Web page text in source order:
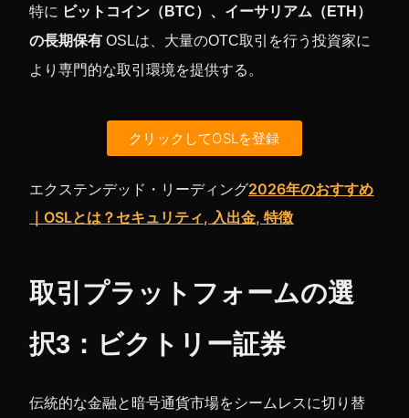
特に ビットコイン（BTC）、イーサリアム（ETH）
の長期保有 OSLは、大量のOTC取引を行う投資家に
より専門的な取引環境を提供する。
クリックしてOSLを登録
エクステンデッド・リーディング2026年のおすすめ
｜OSLとは？セキュリティ, 入出金, 特徴
取引プラットフォームの選
択3：ビクトリー証券
伝統的な金融と暗号通貨市場をシームレスに切り替